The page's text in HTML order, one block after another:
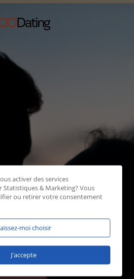
activer des services
Statistiques & Marketing? Vous
ou retirer votre consentement
moi choisir
J'accepte